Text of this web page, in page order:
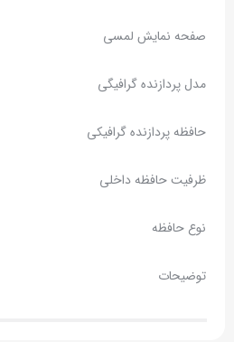
صفحه نمایش لمسی
مدل پردازنده گرافیگی
حافظه پردازنده گرافیکی
ظرفیت حافظه داخلی
نوع حافظه
توضیحات